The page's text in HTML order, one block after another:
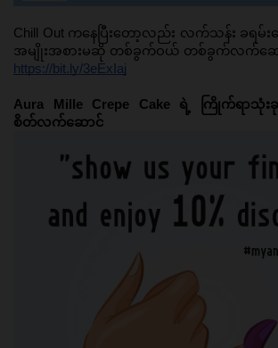
Chill Out ကနေပြီးတော့လည်း လက်သန်း ခရမ်း
အမျိုးအစားမဆို တစ်ခွက်ဝယ် တစ်ခွက်လက်ဆေ
https://bit.ly/3eExIaj
Aura Mille Crepe Cake ရဲ့ ကြိုက်ရာသုံ
စိတ်လက်ဆောင်